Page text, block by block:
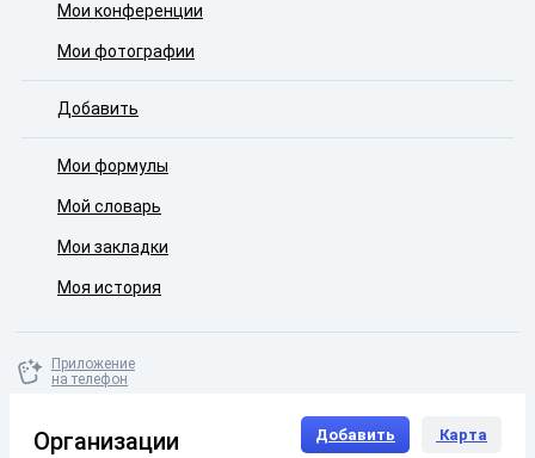
Мои конференции
Мои фотографии
Добавить
Мои формулы
Мой словарь
Мои закладки
Моя история
Приложение
на телефон
Организации Добавить Карта